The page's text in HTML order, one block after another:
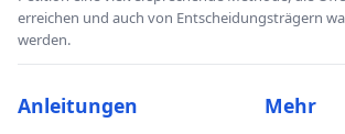
erreichen und auch von Entscheidungsträgern
werden.
Anleitungen Mehr